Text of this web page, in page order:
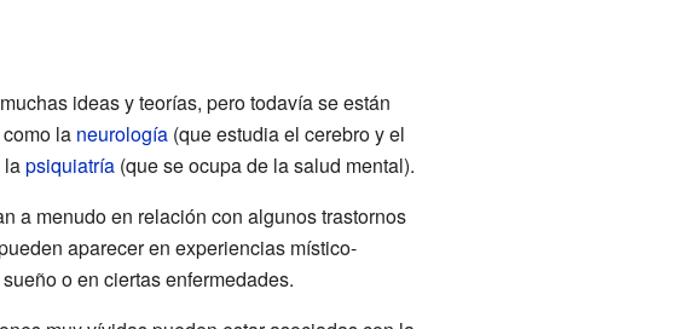
ideas y teorías, pero todavía se están
la neurología(que estudia el cerebro y el
lapsiquiatría(que se ocupa de la salud mental).
a menudo en relación con algunos trastornos
aparecer en experiencias místico-
o en ciertas enfermedades.